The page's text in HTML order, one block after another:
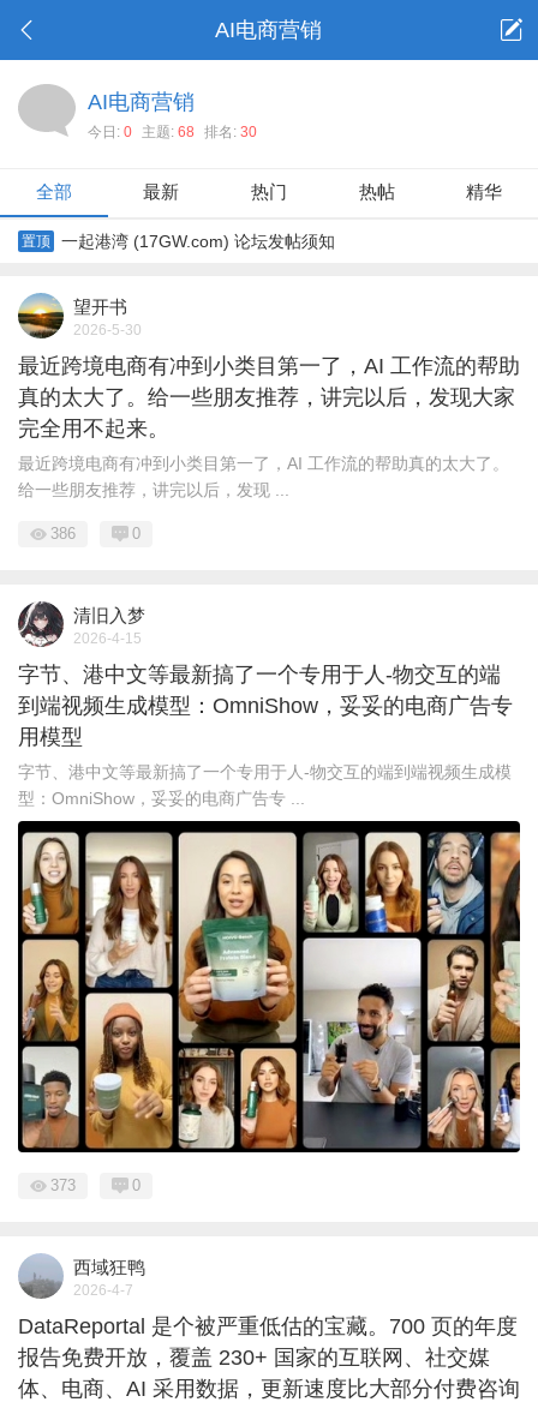
AI电商营销
AI电商营销
今日: 0 主题: 68 排名: 30
全部 最新 热门 热帖 精华
置顶 一起港湾 (17GW.com) 论坛发帖须知
望开书
2026-5-30
最近跨境电商有冲到小类目第一了，AI 工作流的帮助
真的太大了。给一些朋友推荐，讲完以后，发现大家
完全用不起来。
最近跨境电商有冲到小类目第一了，AI 工作流的帮助真的太大了。
给一些朋友推荐，讲完以后，发现 ...
386 0
清旧入梦
2026-4-15
字节、港中文等最新搞了一个专用于人-物交互的端
到端视频生成模型：OmniShow，妥妥的电商广告专
用模型
字节、港中文等最新搞了一个专用于人-物交互的端到端视频生成模
型：OmniShow，妥妥的电商广告专 ...
373 0
西域狂鸭
2026-4-7
DataReportal 是个被严重低估的宝藏。700 页的年度
报告免费开放，覆盖 230+ 国家的互联网、社交媒
体、电商、AI 采用数据，更新速度比大部分付费咨询